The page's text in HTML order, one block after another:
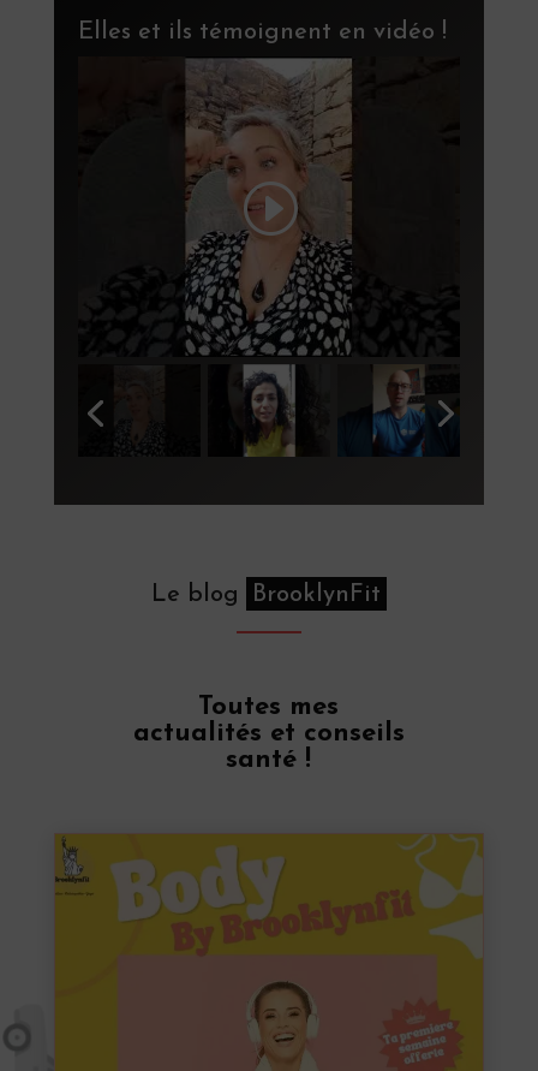
Elles et ils témoignent en vidéo !
Le blog BrooklynFit
Toutes mes
actualités et conseils
santé !